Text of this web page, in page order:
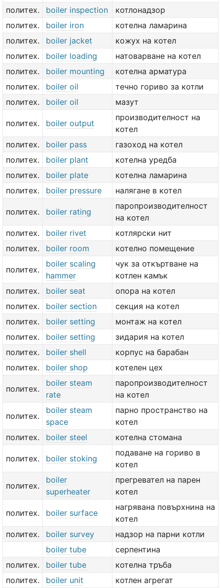
политех.
boiler inspection
котлонадзор
политех.
boiler iron
котелна ламарина
политех.
boiler jacket
кожух на котел
политех.
boiler loading
натоварване на котел
политех.
boiler mounting
котелна арматура
политех.
boiler oil
течно гориво за котли
политех.
boiler oil мазут
политех. boiler output
производителност на
котел
политех.
boiler pass
газоход на котел
политех.
boiler plant
котелна уредба
политех.
boiler plate
котелна ламарина
политех.
boiler pressure налягане в котел
политех. boiler rating
паропроизводителност
на котел
политех.
boiler rivet
котлярски нит
политех.
boiler room котелно помещение
политех.
boiler scaling
hammer
чук за откъртване на
котлен камък
политех.
boiler seat
опора на котел
политех.
boiler section
секция на котел
политех.
boiler setting
монтаж на котел
политех.
boiler setting
зидария на котел
политех.
boiler shell
корпус на барабан
политех.
boiler shop котелен цех
политех.
boiler steam
rate
паропроизводителност
на котел
политех.
boiler steam
space
парно пространство на
котел
политех.
boiler steel котелна стомана
политех. boiler stoking
подаване на гориво в
котел
политех.
boiler
superheater
прегревател на парен
котел
политех. boiler surface
нагрявана повърхнина на
котел
политех.
boiler survey
надзор на парни котли
boiler tube
серпентина
политех.
boiler tube
котелна тръба
политех.
boiler unit котлен агрегат